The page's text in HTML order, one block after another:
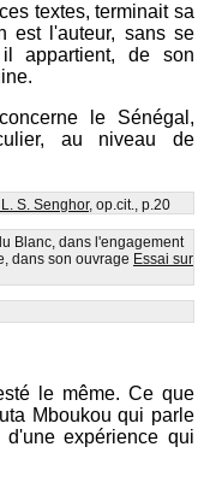
textes, terminait sa
est l'auteur, sans se
appartient, de son
le Sénégal,
au niveau de
S. Senghor, op.cit., p.20
Blanc, dans l'engagement
dans son ouvrage Essai sur
le même. Ce que
Mboukou qui parle
expérience qui